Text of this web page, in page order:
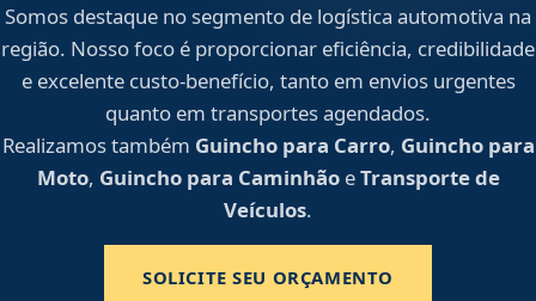
Somos destaque no segmento de logística automotiva na
região. Nosso foco é proporcionar eficiência, credibilidade
e excelente custo-benefício, tanto em envios urgentes
quanto em transportes agendados.
Realizamos também Guincho para Carro, Guincho para
Moto, Guincho para CaminhãoeTransporte de
Veículos.
SOLICITE SEU ORÇAMENTO